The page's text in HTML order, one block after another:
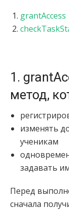
grantAccess
1.
метод,
изменять
ученикам
задавать
Перед
сначала